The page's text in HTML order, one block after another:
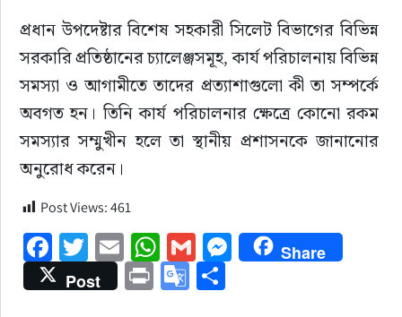
প্রধান উপদেষ্টার বিশেষ সহকারী সিলেট বিভাগের বিভিন্ন
সরকারি প্রতিষ্ঠানের চ্যালেঞ্জসমূহ, কার্য পরিচালনায় বিভিন্ন
সমস্যা ও আগামীতে তাদের প্রত্যাশাগুলো কী তা সম্পর্কে
অবগত হন। তিনি কার্য পরিচালনার ক্ষেত্রে কোনো রকম
সমস্যার সম্মুখীন হলে তা স্থানীয় প্রশাসনকে জানানোর
অনুরোধ করেন।
Post Views:461
Facebook
Twitter
EmailWhatsApp
GmailMessenger
Share
Post
PrintGoogle
Share